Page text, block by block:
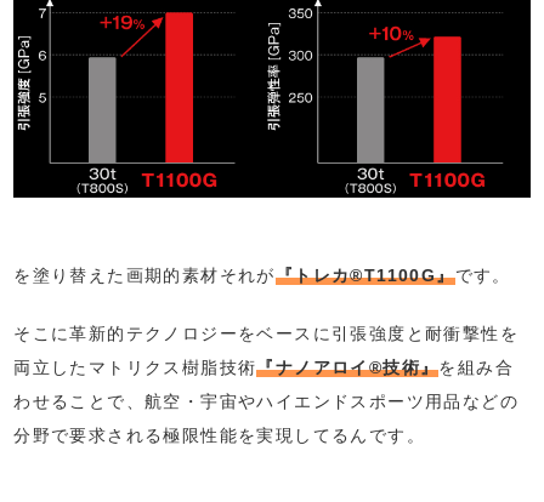
を塗り替えた画期的素材それが『トレカ®T1100G』です。
そこに革新的テクノロジーをベースに引張強度と耐衝撃性を
両立したマトリクス樹脂技術『ナノアロイ®技術』を組み合
わせることで、航空・宇宙やハイエンドスポーツ用品などの
分野で要求される極限性能を実現してるんです。